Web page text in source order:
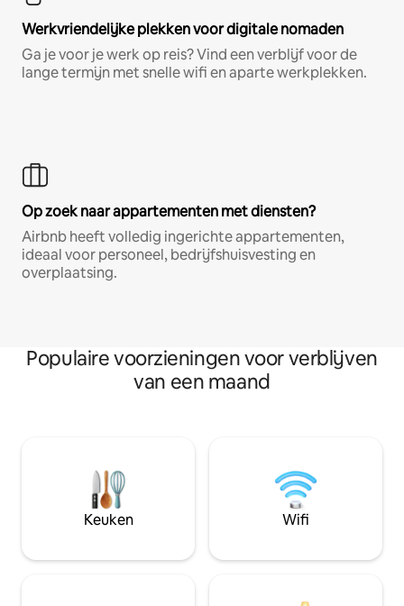
Werkvriendelijke plekken voor digitale nomaden
Ga je voor je werk op reis? Vind een verblijf voor de
lange termijn met snelle wifi en aparte werkplekken.
Op zoek naar appartementen met diensten?
Airbnb heeft volledig ingerichte appartementen,
ideaal voor personeel, bedrijfshuisvesting en
overplaatsing.
Populaire voorzieningen voor verblijven
van een maand
Keuken Wifi